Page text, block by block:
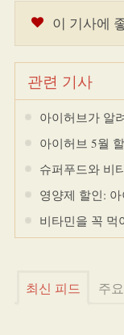
이 기사에
관련 기사
아이허브가 알
아이허브 5월
슈퍼푸드와 비
영양제 할인:
비타민을 꼭 먹
최신 피드 주